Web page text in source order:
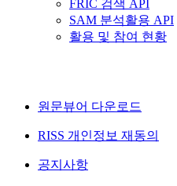
FRIC 검색 API
SAM 분석활용 API
활용 및 참여 현황
원문뷰어 다운로드
RISS 개인정보 재동의
공지사항